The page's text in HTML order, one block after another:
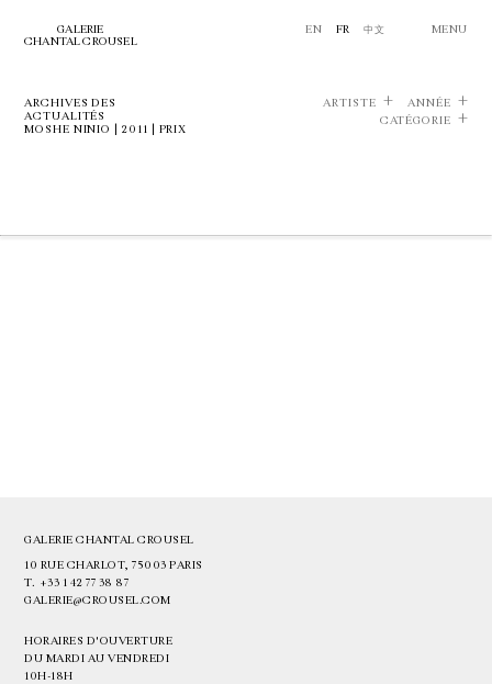
GALERIE
CHANTAL CROUSEL
EN FR 中文 MENU
ARCHIVES DES
ACTUALITÉS
MOSHE NINIO | 2011 | PRIX
ARTISTE
ANNÉE
CATÉGORIE
GALERIE CHANTAL CROUSEL
10 RUE CHARLOT, 75003 PARIS
T. +33 1 42 77 38 87
GALERIE@CROUSEL.COM
HORAIRES D'OUVERTURE
DU MARDI AU VENDREDI
10H-18H